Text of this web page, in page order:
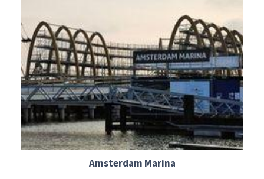
Amsterdam Marina